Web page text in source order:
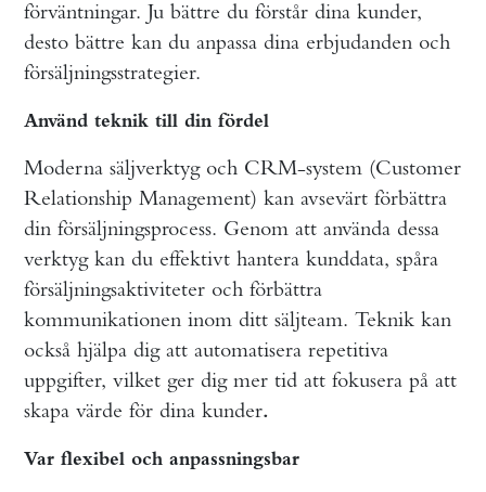
förväntningar. Ju bättre du förstår dina kunder,
desto bättre kan du anpassa dina erbjudanden och
försäljningsstrategier.
Använd teknik till din fördel
Moderna säljverktyg och CRM-system (Customer
Relationship Management) kan avsevärt förbättra
din försäljningsprocess. Genom att använda dessa
verktyg kan du effektivt hantera kunddata, spåra
försäljningsaktiviteter och förbättra
kommunikationen inom ditt säljteam. Teknik kan
också hjälpa dig att automatisera repetitiva
uppgifter, vilket ger dig mer tid att fokusera på att
skapa värde för dina kunder.
Var flexibel och anpassningsbar